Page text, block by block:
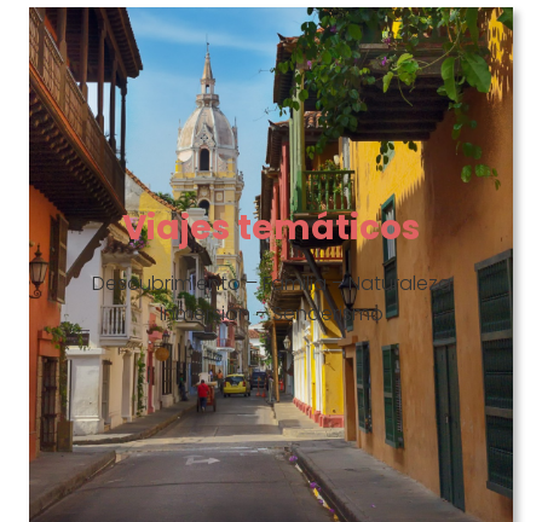
Viajes temáticos
Descubrimiento – Familia – Naturaleza
Inmersión – Senderismo